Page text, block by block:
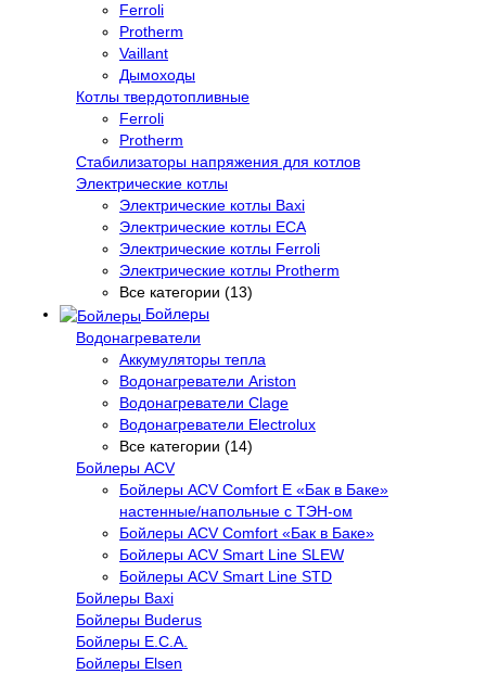
Ferroli
Protherm
Vaillant
Дымоходы
Котлы твердотопливные
Ferroli
Protherm
Стабилизаторы напряжения для котлов
Электрические котлы
Электрические котлы Baxi
Электрические котлы ECA
Электрические котлы Ferroli
Электрические котлы Protherm
Все категории (13)
Бойлеры
Водонагреватели
Аккумуляторы тепла
Водонагреватели Ariston
Водонагреватели Clage
Водонагреватели Electrolux
Все категории (14)
Бойлеры ACV
Бойлеры ACV Comfort E «Бак в Баке»
настенные/напольные c ТЭН-ом
Бойлеры ACV Comfort «Бак в Баке»
Бойлеры ACV Smart Line SLEW
Бойлеры ACV Smart Line STD
Бойлеры Baxi
Бойлеры Buderus
Бойлеры E.C.A.
Бойлеры Elsen